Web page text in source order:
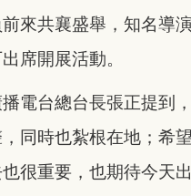
來共襄盛舉，知名導
席開展活動。
電台總台長張正提到
同時也紮根在地；希
很重要，也期待今天